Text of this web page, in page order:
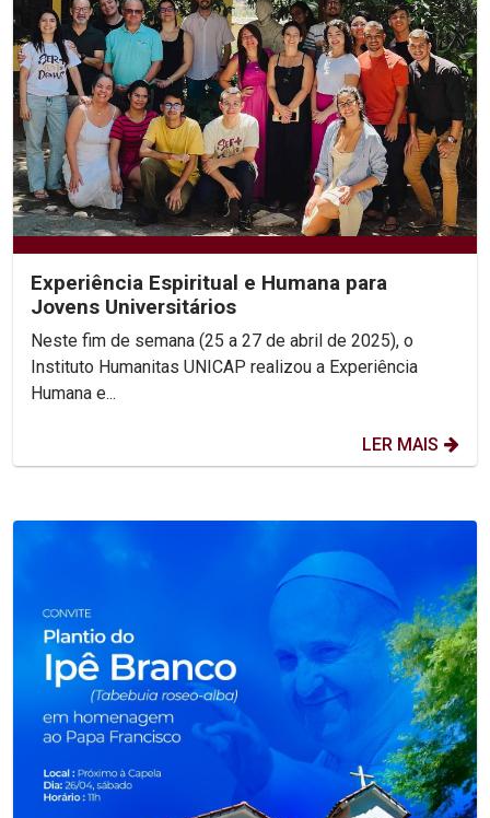
Experiência Espiritual e Humana para
Jovens Universitários
Neste fim de semana (25 a 27 de abril de 2025), o
Instituto Humanitas UNICAP realizou a Experiência
Humana e...
LER MAIS